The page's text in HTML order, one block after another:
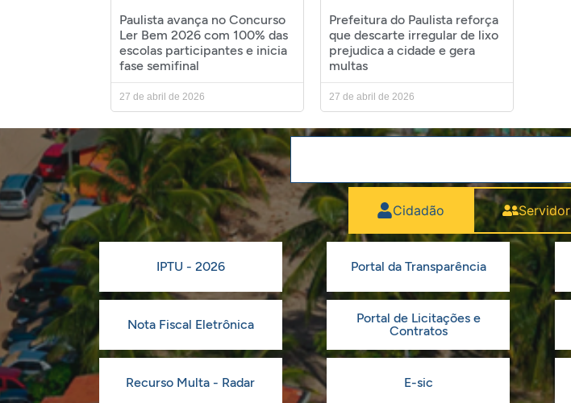
Paulista avança no Concurso
Ler Bem 2026 com 100% das
escolas participantes e inicia
fase semifinal
27 de abril de 2026
Prefeitura do Paulista reforça
que descarte irregular de lixo
prejudica a cidade e gera
multas
27 de abril de 2026
Cidadão Servidor
IPTU - 2026 Portal da Transparência
Nota Fiscal Eletrônica
Portal de Licitações e
Contratos
Recurso Multa - Radar E-sic